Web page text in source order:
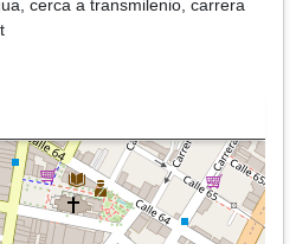
cerca a transmilenio, carrera